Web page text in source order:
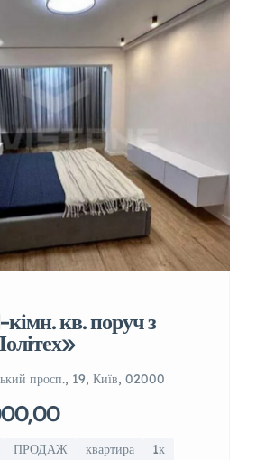
кв. поруч з
просп., 19, Київ, 02000
ПРОДАЖ квартира 1к